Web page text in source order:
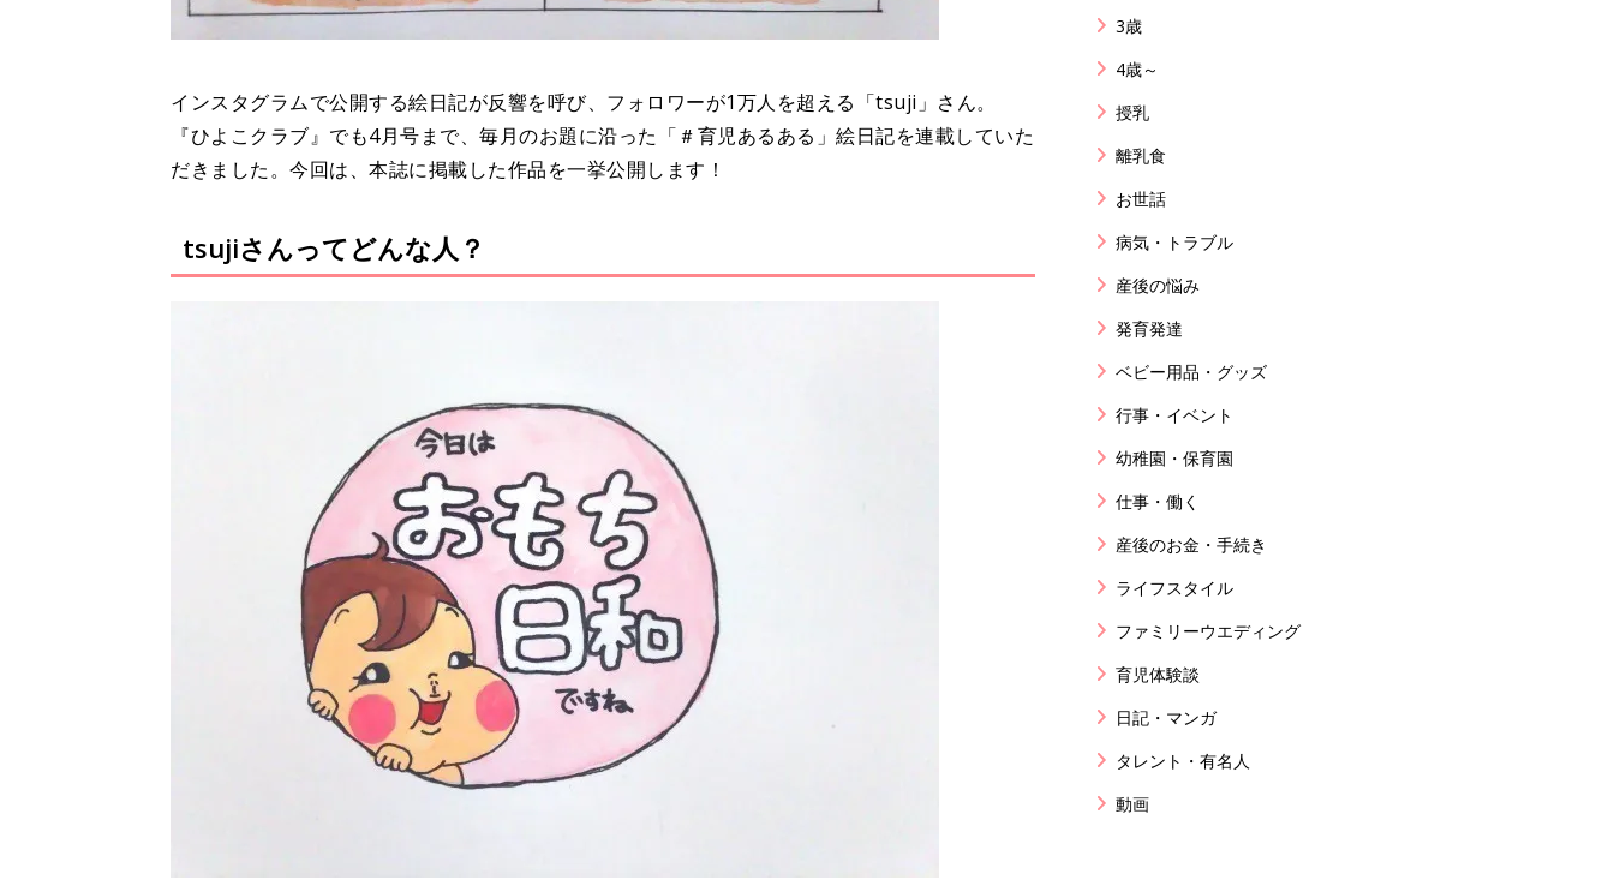
インスタグラムで公開する絵日記が反響を呼び、フォロワーが1万人を超える「tsuji」さん。
『ひよこクラブ』でも4月号まで、毎月のお題に沿った「＃育児あるある」絵日記を連載していた
だきました。今回は、本誌に掲載した作品を一挙公開します！
tsujiさんってどんな人？
3歳
4歳～
授乳
離乳食
お世話
病気・トラブル
産後の悩み
発育発達
ベビー用品・グッズ
行事・イベント
幼稚園・保育園
仕事・働く
産後のお金・手続き
ライフスタイル
ファミリーウエディング
育児体験談
日記・マンガ
タレント・有名人
動画